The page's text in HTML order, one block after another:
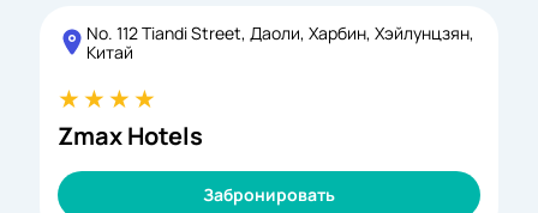
No. 112 Tiandi Street, Даоли, Харбин, Хэйлунцзян,
Китай
Zmax Hotels
Забронировать